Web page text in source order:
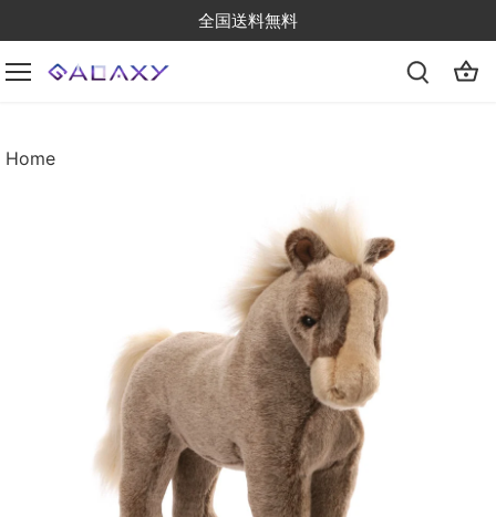
to
content
全国送料無料
Home